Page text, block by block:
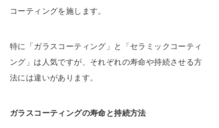
コーティングを施します。
特に「ガラスコーティング」と「セラミックコーティ
ング」は人気ですが、それぞれの寿命や持続させる方
法には違いがあります。
ガラスコーティングの寿命と持続方法